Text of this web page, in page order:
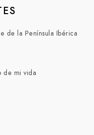
de la Península Ibérica
de mi vida